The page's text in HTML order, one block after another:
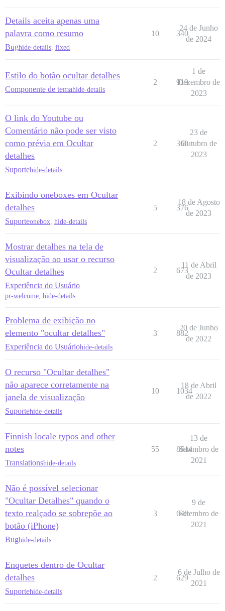
Details aceita apenas uma
palavra como resumo
Bughide-details fixed
10 340
24 de Junho
de 2024
Estilo do botão ocultar detalhes
Componente de temahide-details
2 919
1 de
Dezembro de
2023
O link do Youtube ou
Comentário não pode ser visto
como prévia em Ocultar
detalhes
Suportehide-details
2 360
23 de
Outubro de
2023
Exibindo oneboxes em Ocultar
detalhes
Suporteonebox hide-details
5 376
18 de Agosto
de 2023
Mostrar detalhes na tela de
visualização ao usar o recurso
Ocultar detalhes
Experiência do Usuário
pr-welcome, hide-details
2 673
11 de Abril
de 2023
Problema de exibição no
elemento "ocultar detalhes"
Experiência do Usuáriohide-details
3 882
20 de Junho
de 2022
O recurso "Ocultar detalhes"
não aparece corretamente na
janela de visualização
Suportehide-details
10 1034
18 de Abril
de 2022
Finnish locale typos and other
notes
Translationshide-details
55 8614
13 de
Setembro de
2021
Não é possível selecionar
"Ocultar Detalhes" quando o
texto realçado se sobrepõe ao
botão (iPhone)
Bughide-details
3 646
9 de
Setembro de
2021
Enquetes dentro de Ocultar
detalhes
Suportehide-details
2 629
6 de Julho de
2021